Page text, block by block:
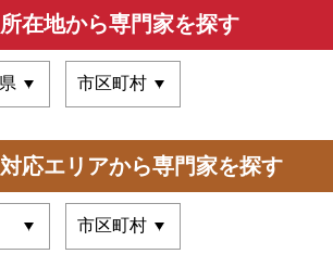
所在地から専門家を探す
対応エリアから専門家を探す